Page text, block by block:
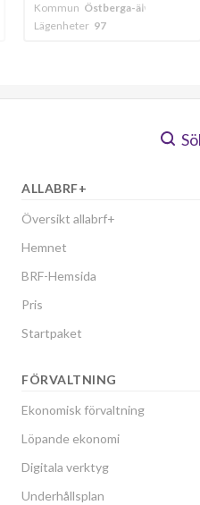
älvsjö - stockholm Kommun
ALLABRF+
Översikt allabrf+
Hemnet
BRF-Hemsida
Pris
Startpaket
FÖRVALTNING
Ekonomisk förvaltning
Löpande ekonomi
Digitala verktyg
Underhållsplan